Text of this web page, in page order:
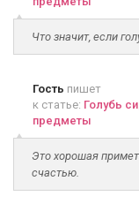
Что значит, если
Гость пишет
к статье: Голубь
предметы
Это хорошая
счастью.